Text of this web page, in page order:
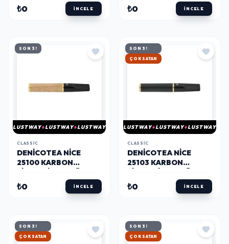
SIG.AĞIZLIĞI GOLD
₺0 İNCELE KEMIK/GOLD
₺0 İNCELE
SON 3!
LUSTWAY LUSTWAY LUSTWAY
CLASSIC
DENICOTEA NICE
25100 KARBON
SIG.AĞIZLIĞI
SANDALWOOD
₺0 İNCELE
SON 3!
HIZLI KARGO
LUSTWAY LUSTWAY LUSTWAY
CLASSIC
DENICOTEA NICE
25103 KARBON
SIG.AĞIZLIĞI ABANOZ
₺0 İNCELE
SON 3!
HIZLI KARGO
SON 3!
HIZLI KARGO